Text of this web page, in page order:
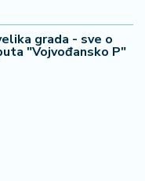
grada - sve o
"Vojvođansko P"